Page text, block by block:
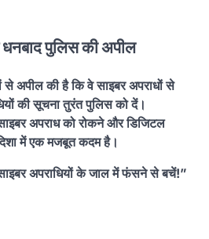
पुलिस की अपील
से अपील की है कि वे साइबर अपराधों से
की सूचना तुरंत पुलिस को दें।
अपराध को रोकने और डिजिटल
में एक मजबूत कदम है।
अपराधियों के जाल में फंसने से बचें!”